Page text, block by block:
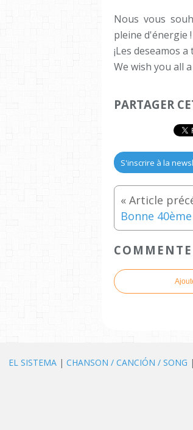
Nous vous
pleine d'énergie !
¡Les deseamos
We wish you all
PARTAGER
S'inscrire à la
EL SISTEMA| CHANSON / CANCIÓN / SONG |